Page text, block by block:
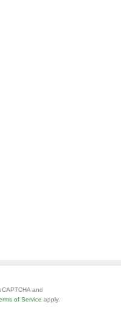
and
of Service apply.